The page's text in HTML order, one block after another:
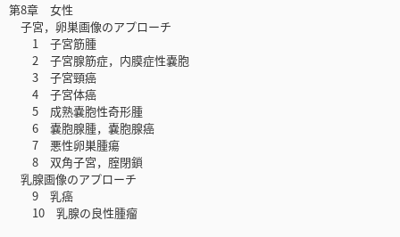
第8章 女性
子宮，卵巣画像のアプローチ
1 子宮筋腫
2 子宮腺筋症，内膜症性嚢胞
3 子宮頸癌
4 子宮体癌
5 成熟嚢胞性奇形腫
6 嚢胞腺腫，嚢胞腺癌
7 悪性卵巣腫瘍
8 双角子宮，腟閉鎖
乳腺画像のアプローチ
9 乳癌
10 乳腺の良性腫瘤